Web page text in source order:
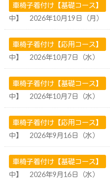
車椅子着付け【基礎コース】
中】 2026年10月19日（月）
車椅子着付け【応用コース】
中】 2026年10月7日（水）
車椅子着付け【基礎コース】
中】 2026年10月7日（水）
車椅子着付け【応用コース】
中】 2026年9月16日（水）
車椅子着付け【基礎コース】
中】 2026年9月16日（水）